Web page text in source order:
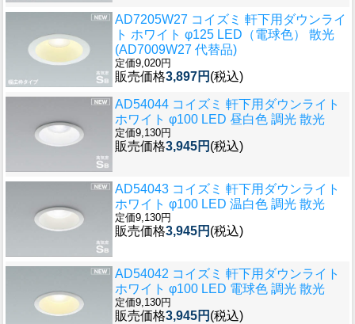
AD7205W27 コイズミ 軒下用ダウンライ
ト ホワイト φ125 LED（電球色） 散光
(AD7009W27 代替品)
定価9,020円
販売価格3,897円 (税込)
AD54044 コイズミ 軒下用ダウンライト
ホワイト φ100 LED 昼白色 調光 散光
定価9,130円
販売価格3,945円 (税込)
AD54043 コイズミ 軒下用ダウンライト
ホワイト φ100 LED 温白色 調光 散光
定価9,130円
販売価格3,945円 (税込)
AD54042 コイズミ 軒下用ダウンライト
ホワイト φ100 LED 電球色 調光 散光
定価9,130円
販売価格3,945円 (税込)